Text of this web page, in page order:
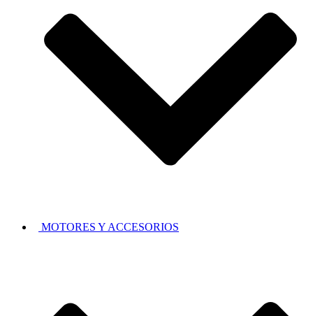
MOTORES Y ACCESORIOS